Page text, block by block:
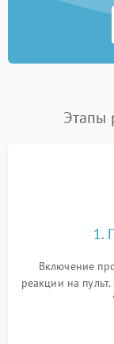
Этапы
1.
Включение
реакции на
наличия
системы